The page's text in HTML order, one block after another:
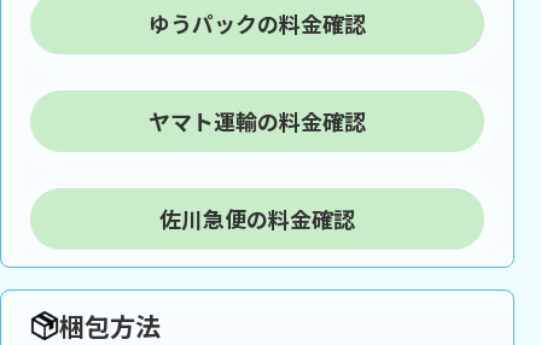
ゆうパックの料金確認
ヤマト運輸の料金確認
佐川急便の料金確認
梱包方法